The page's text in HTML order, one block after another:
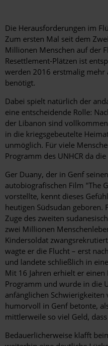
Die Herausforderungen im
Zum ersten Mal seit dem
Millionen Menschen auf der
Resettlement-Plätzen ist
werden 2016 erstmalig mehr
benötigt.
Dabei spielt natürlich der
eine entscheidende Rolle:
der Libanon sind
in die kriegsgebeutelte
unmöglich. Für viele
Programm des UNHCR da
Ger Duany, der in Genf
autobiografischen Film "The
vorstellte, kennt dieses
heutigen Südsudan geboren.
Zuge des zweiten
zwei Millionen
Kindersoldat
wagte er die Flucht – erst
und landete schließlich in
Mit 16 Jahren erhielt er einen
Programm und wurde in die
anfänglichen
humorvoll in Genf betonte,
mittlerweile so viel Geld,
Bedauerlicherweise klafft